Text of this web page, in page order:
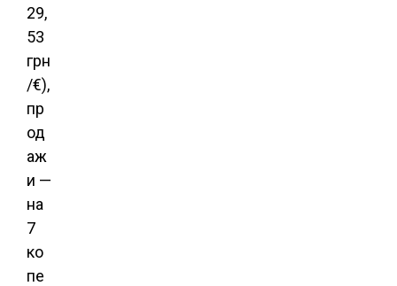
29,
53
грн
/€),
пр
од
аж
и —
на
7
ко
пе